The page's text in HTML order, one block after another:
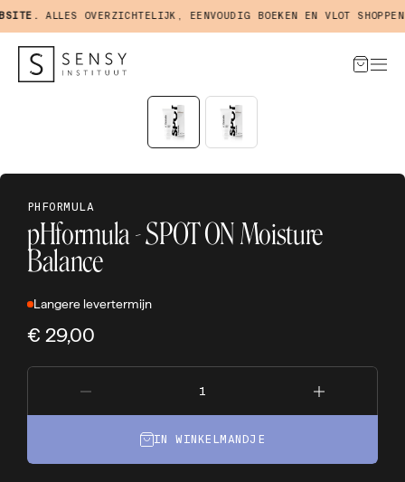
ALLES OVERZICHTELIJK, EENVOUDIG BOEKEN EN VLOT SHOPPEN
PHFORMULA
pHformula - SPOT ON Moisture
Balance
Langere levertermijn
€ 29,00
IN WINKELMANDJE